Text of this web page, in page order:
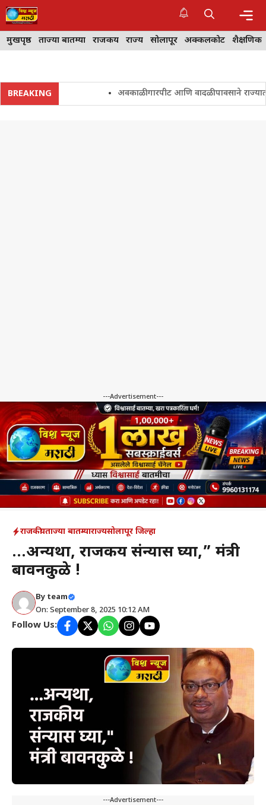
Skip
to
content
मुखपृष्ठ ताज्या बातम्या राजकीय राज्य सोलापूर अक्कलकोट शैक्षणिक
BREAKING अवकाळी गारपीट आणि वादळी पावसाने राज्यातील
---Advertisement---
राजकीयताज्या बातम्याराज्यसोलापूर जिल्हा
…अन्यथा, राजकीय संन्यास घ्या,” मंत्री
बावनकुळे !
By team
On: September 8, 2025 10:12 AM
Follow Us:
---Advertisement---